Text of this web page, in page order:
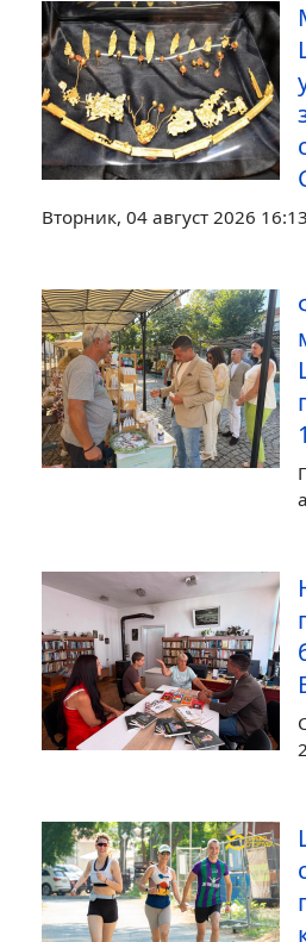
Вторник, 04 август 2026 16:13